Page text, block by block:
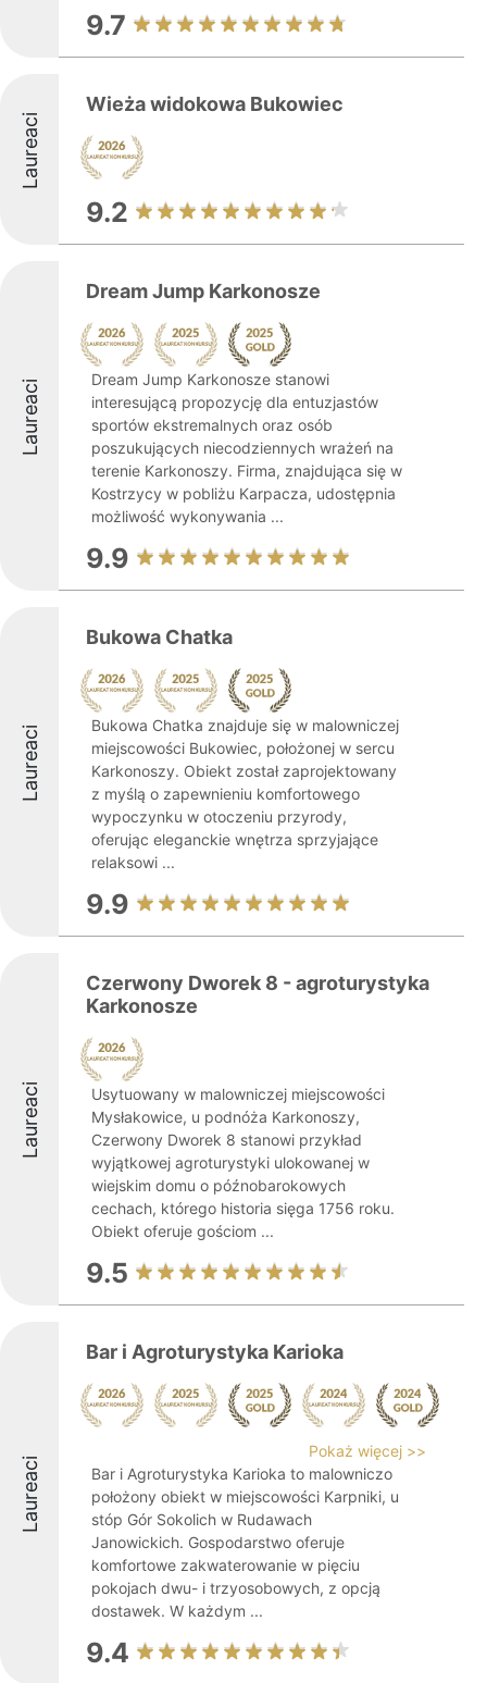
9.7
Laureaci
Wieża widokowa Bukowiec
9.2
Laureaci
Dream Jump Karkonosze
Dream Jump Karkonosze stanowi
interesującą propozycję dla entuzjastów
sportów ekstremalnych oraz osób
poszukujących niecodziennych wrażeń na
terenie Karkonoszy. Firma, znajdująca się w
Kostrzycy w pobliżu Karpacza, udostępnia
możliwość wykonywania ...
9.9
Laureaci
Bukowa Chatka
Bukowa Chatka znajduje się w malowniczej
miejscowości Bukowiec, położonej w sercu
Karkonoszy. Obiekt został zaprojektowany
z myślą o zapewnieniu komfortowego
wypoczynku w otoczeniu przyrody,
oferując eleganckie wnętrza sprzyjające
relaksowi ...
9.9
Laureaci
Czerwony Dworek 8 - agroturystyka
Karkonosze
Usytuowany w malowniczej miejscowości
Mysłakowice, u podnóża Karkonoszy,
Czerwony Dworek 8 stanowi przykład
wyjątkowej agroturystyki ulokowanej w
wiejskim domu o późnobarokowych
cechach, którego historia sięga 1756 roku.
Obiekt oferuje gościom ...
9.5
Laureaci
Bar i Agroturystyka Karioka
Pokaż więcej >>
Bar i Agroturystyka Karioka to malowniczo
położony obiekt w miejscowości Karpniki, u
stóp Gór Sokolich w Rudawach
Janowickich. Gospodarstwo oferuje
komfortowe zakwaterowanie w pięciu
pokojach dwu- i trzyosobowych, z opcją
dostawek. W każdym ...
9.4